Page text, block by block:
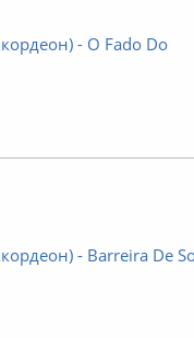
- O Fado Do
- Barreira De